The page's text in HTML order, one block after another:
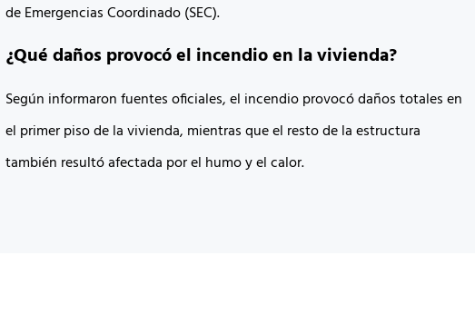
de Emergencias Coordinado (SEC).
¿Qué daños provocó el incendio en la vivienda?
Según informaron fuentes oficiales, el incendio provocó daños totales en
el primer piso de la vivienda, mientras que el resto de la estructura
también resultó afectada por el humo y el calor.